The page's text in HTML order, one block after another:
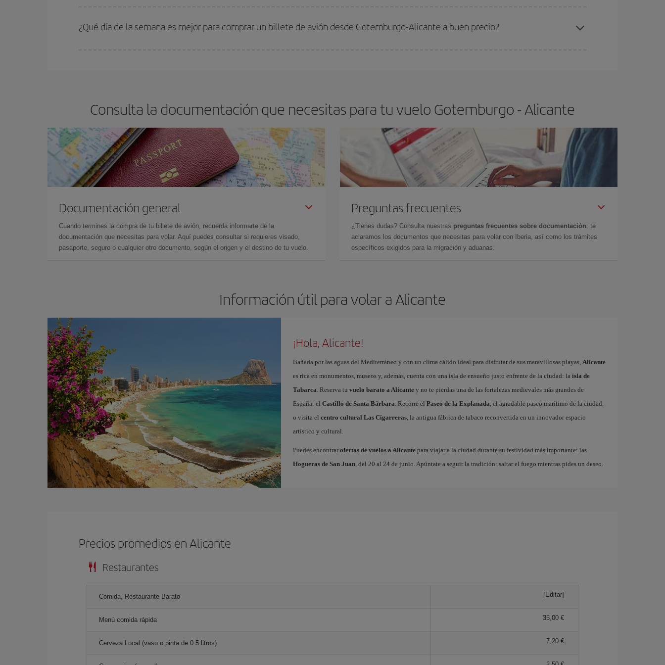
¿Qué día de la semana es mejor para comprar un billete de avión desde Gotemburgo-Alicante a buen precio?
Consulta la documentación que necesitas para tu vuelo Gotemburgo - Alicante
Documentación general
Cuando termines la compra de tu billete de avión, recuerda informarte de la
documentación que necesitas para volar. Aquí puedes consultar si requieres visado,
pasaporte, seguro o cualquier otro documento, según el origen y el destino de tu vuelo.
Preguntas frecuentes
¿Tienes dudas? Consulta nuestras preguntas frecuentes sobre documentación: te
aclaramos los documentos que necesitas para volar con Iberia, así como los trámites
específicos exigidos para la migración y aduanas.
Información útil para volar a Alicante
¡Hola, Alicante!
Bañada por las aguas del Mediterráneo y con un clima cálido ideal para disfrutar de sus maravillosas playas, Alicante
es rica en monumentos, museos y, además, cuenta con una isla de ensueño justo enfrente de la ciudad: la isla de
Tabarca. Reserva tu vuelo barato a Alicantey no te pierdas una de las fortalezas medievales más grandes de
España: el Castillo de Santa Bárbara. Recorre el Paseo de la Explanada, el agradable paseo marítimo de la ciudad,
o visita el centro cultural Las Cigarreras, la antigua fábrica de tabaco reconvertida en un innovador espacio
artístico y cultural.
Puedes encontrar ofertas de vuelos a Alicantepara viajar a la ciudad durante su festividad más importante: las
Hogueras de San Juan, del 20 al 24 de junio. Apúntate a seguir la tradición: saltar el fuego mientras pides un deseo.
Precios promedios en Alicante
Restaurantes
Comida, Restaurante Barato [Editar]
Menú comida rápida 35,00 €
Cerveza Local (vaso o pinta de 0.5 litros) 7,20 €